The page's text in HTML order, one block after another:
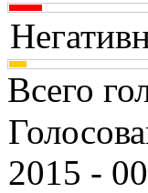
Всего
2015 -